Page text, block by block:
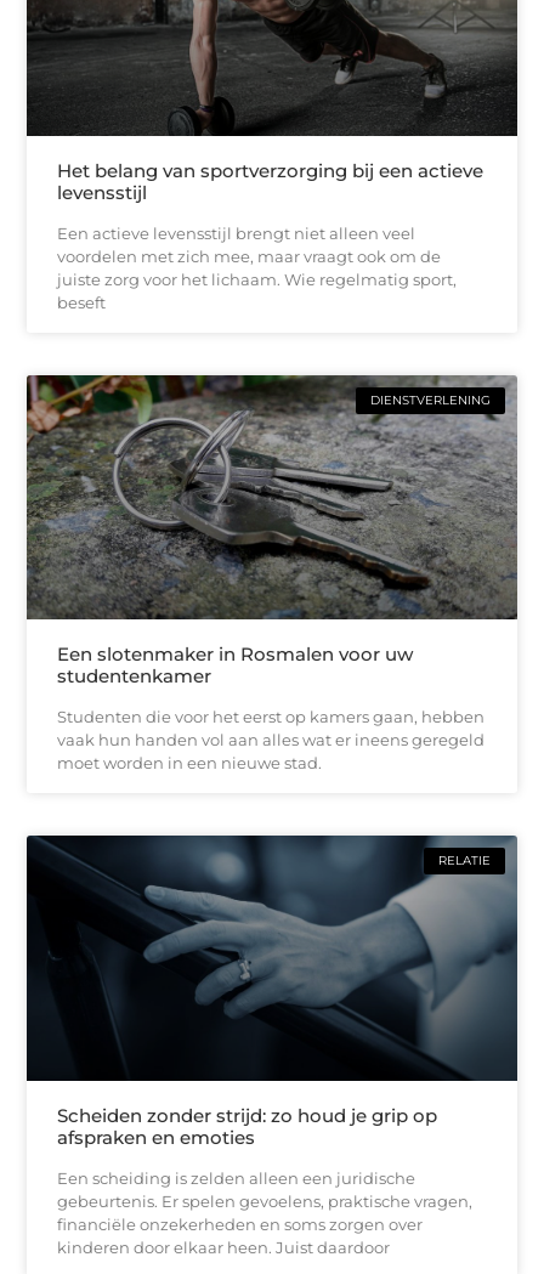
Het belang van sportverzorging bij een actieve
levensstijl
Een actieve levensstijl brengt niet alleen veel
voordelen met zich mee, maar vraagt ook om de
juiste zorg voor het lichaam. Wie regelmatig sport,
beseft
DIENSTVERLENING
Een slotenmaker in Rosmalen voor uw
studentenkamer
Studenten die voor het eerst op kamers gaan, hebben
vaak hun handen vol aan alles wat er ineens geregeld
moet worden in een nieuwe stad.
RELATIE
Scheiden zonder strijd: zo houd je grip op
afspraken en emoties
Een scheiding is zelden alleen een juridische
gebeurtenis. Er spelen gevoelens, praktische vragen,
financiële onzekerheden en soms zorgen over
kinderen door elkaar heen. Juist daardoor